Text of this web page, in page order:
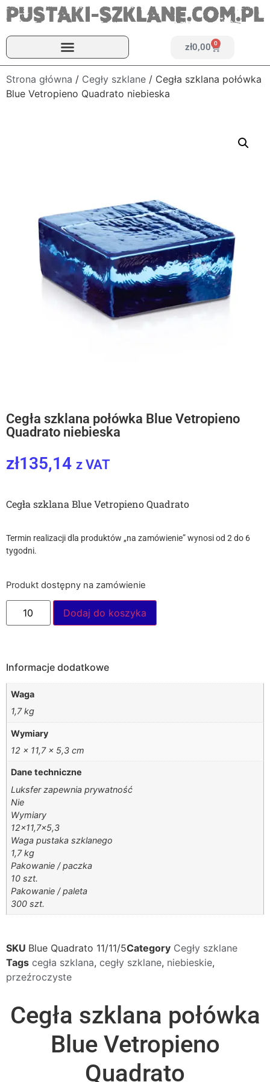
zł0,00 0
Strona główna / Cegły szklane / Cegła szklana połówka
Blue Vetropieno Quadrato niebieska
Cegła szklana połówka Blue Vetropieno
Quadrato niebieska
zł135,14 z VAT
Cegła szklana Blue Vetropieno Quadrato
Termin realizacji dla produktów „na zamówienie” wynosi od 2 do 6
tygodni.
Produkt dostępny na zamówienie
Dodaj do koszyka
Informacje dodatkowe
Waga
1,7 kg
Wymiary
12 × 11,7 × 5,3 cm
Dane techniczne
Luksfer zapewnia prywatność
Nie
Wymiary
12×11,7×5,3
Waga pustaka szklanego
1,7 kg
Pakowanie / paczka
10 szt.
Pakowanie / paleta
300 szt.
SKU Blue Quadrato 11/11/5Category Cegły szklane
Tags cegła szklana, cegły szklane, niebieskie,
przeźroczyste
Cegła szklana połówka
Blue Vetropieno
Quadrato